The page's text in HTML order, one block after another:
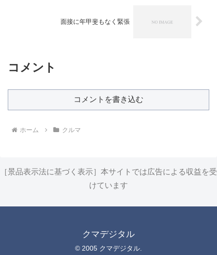
面接に年甲斐もなく緊張
コメント
コメントを書き込む
ホーム クルマ
［景品表示法に基づく表示］本サイトでは広告による収益を受
けています
クマデジタル
© 2005 クマデジタル.